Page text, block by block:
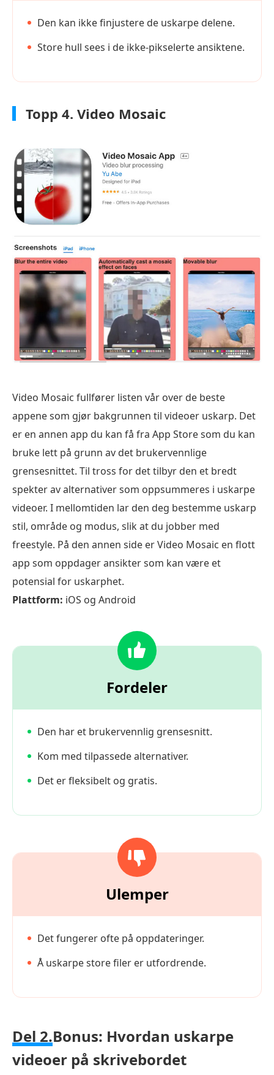
Den kan ikke finjustere de uskarpe delene.
Store hull sees i de ikke-pikselerte ansiktene.
Topp 4. Video Mosaic
Video Mosaic fullfører listen vår over de beste
appene som gjør bakgrunnen til videoer uskarp. Det
er en annen app du kan få fra App Store som du kan
bruke lett på grunn av det brukervennlige
grensesnittet. Til tross for det tilbyr den et bredt
spekter av alternativer som oppsummeres i uskarpe
videoer. I mellomtiden lar den deg bestemme uskarp
stil, område og modus, slik at du jobber med
freestyle. På den annen side er Video Mosaic en flott
app som oppdager ansikter som kan være et
potensial for uskarphet.
Plattform: iOS og Android
Fordeler
Den har et brukervennlig grensesnitt.
Kom med tilpassede alternativer.
Det er fleksibelt og gratis.
Ulemper
Det fungerer ofte på oppdateringer.
Å uskarpe store filer er utfordrende.
Del 2.Bonus: Hvordan uskarpe
videoer på skrivebordet